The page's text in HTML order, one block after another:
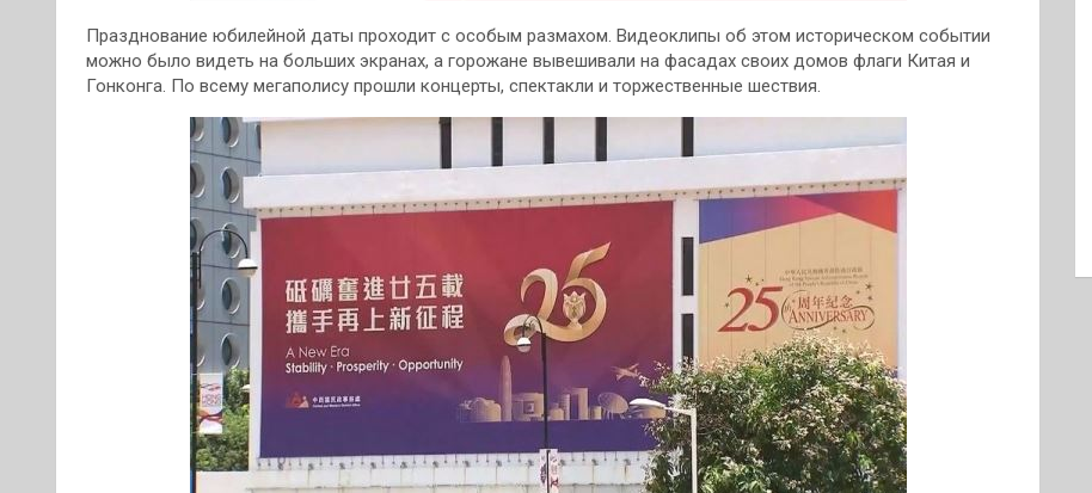
Празднование юбилейной даты проходит с особым размахом. Видеоклипы об этом историческом событии
можно было видеть на больших экранах, а горожане вывешивали на фасадах своих домов флаги Китая и
Гонконга. По всему мегаполису прошли концерты, спектакли и торжественные шествия.